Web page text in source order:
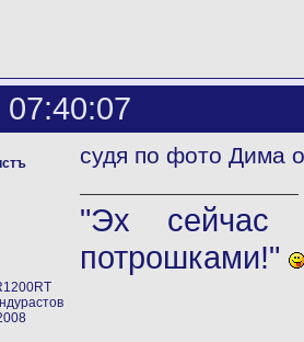
судя по фото Дима
"Эх сейчас
потрошками!"